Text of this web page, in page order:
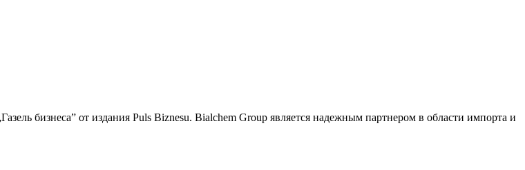
бизнеса” от издания Puls Biznesu. Bialchem Group является надежным партнером в области импорта и